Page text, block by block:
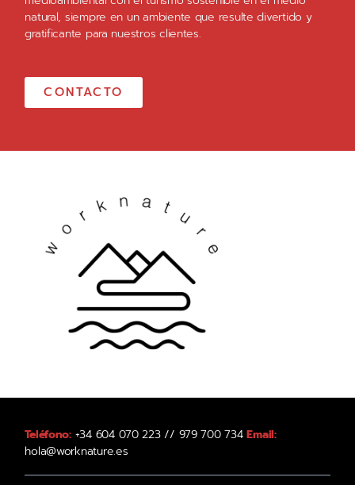
natural, siempre en un ambiente que resulte divertido y
gratificante para nuestros clientes.
CONTACTO
Teléfono: +34 604 070 223 // 979 700 734Email:
hola@worknature.es